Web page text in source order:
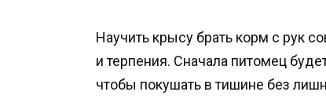
Научить крысу брать корм с рук
и терпения. Сначала питомец
чтобы покушать в тишине без